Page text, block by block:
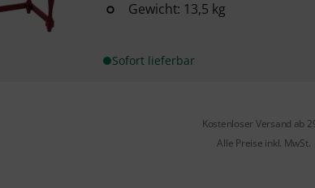
Gewicht: 13,5 kg
Sofort lieferbar
Kostenloser Versand ab
Alle Preise inkl. MwSt.